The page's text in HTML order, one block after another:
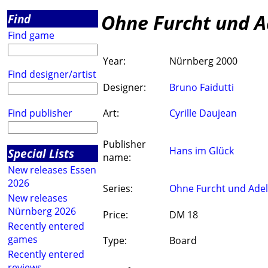
Find
Find game
Find designer/artist
Find publisher
Special Lists
New releases Essen
2026
New releases
Nürnberg 2026
Recently entered
games
Recently entered
Ohne Furcht und
Year:
Nürnberg 2000
Designer:
Bruno Faidutti
Art:
Cyrille Daujean
Publisher
name:
Hans im Glück
Series:
Ohne Furcht und Adel
Price:
DM 18
Type:
Board